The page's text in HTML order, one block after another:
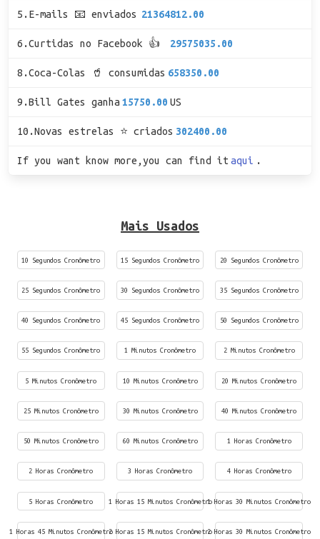
5.E-mails 📧 enviados 21364812.00
6.Curtidas no Facebook 👍 29575035.00
8.Coca-Colas 🥤 consumidas 658350.00
9.Bill Gates ganha 15750.00 US
10.Novas estrelas ⭐ criados 302400.00
If you want know more,you can find it aqui .
Mais Usados
10 Segundos Cronômetro 15 Segundos Cronômetro 20 Segundos Cronômetro
25 Segundos Cronômetro 30 Segundos Cronômetro 35 Segundos Cronômetro
40 Segundos Cronômetro 45 Segundos Cronômetro 50 Segundos Cronômetro
55 Segundos Cronômetro 1 Minutos Cronômetro 2 Minutos Cronômetro
5 Minutos Cronômetro 10 Minutos Cronômetro 20 Minutos Cronômetro
25 Minutos Cronômetro 30 Minutos Cronômetro 40 Minutos Cronômetro
50 Minutos Cronômetro 60 Minutos Cronômetro 1 Horas Cronômetro
2 Horas Cronômetro 3 Horas Cronômetro 4 Horas Cronômetro
5 Horas Cronômetro 1 Horas 15 Minutos Cronômetro1 Horas 30 Minutos Cronômetro
1 Horas 45 Minutos Cronômetro2 Horas 15 Minutos Cronômetro2 Horas 30 Minutos Cronômetro